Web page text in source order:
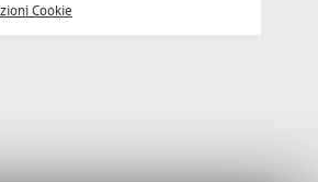
Cookie